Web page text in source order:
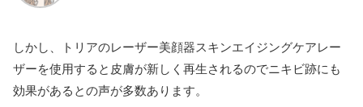
しかし、トリアのレーザー美顔器スキンエイジングケアレー
ザーを使用すると皮膚が新しく再生されるのでニキビ跡にも
効果があるとの声が多数あります。